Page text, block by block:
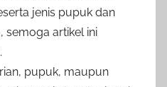
jenis pupuk dan
semoga artikel ini
pupuk, maupun